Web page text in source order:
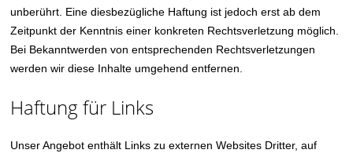
unberührt. Eine diesbezügliche Haftung ist jedoch erst ab dem
Zeitpunkt der Kenntnis einer konkreten Rechtsverletzung möglich.
Bei Bekanntwerden von entsprechenden Rechtsverletzungen
werden wir diese Inhalte umgehend entfernen.
Haftung für Links
Unser Angebot enthält Links zu externen Websites Dritter, auf